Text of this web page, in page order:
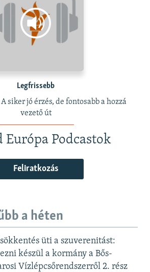
Legfrissebb
siker jó érzés, de fontosabb a hozzá
vezető út
Európa Podcastok
Feliratkozás
a héten
üti a szuverenitást:
készül a kormány a Bős-
Vízlépcsőrendszerről 2. rész